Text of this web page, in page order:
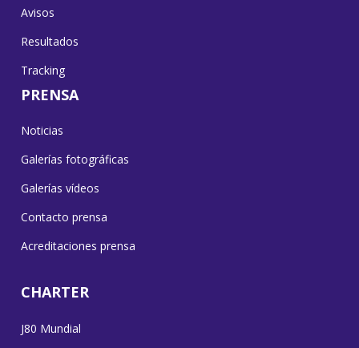
Avisos
Resultados
Tracking
PRENSA
Noticias
Galerías fotográficas
Galerías vídeos
Contacto prensa
Acreditaciones prensa
CHARTER
J80 Mundial